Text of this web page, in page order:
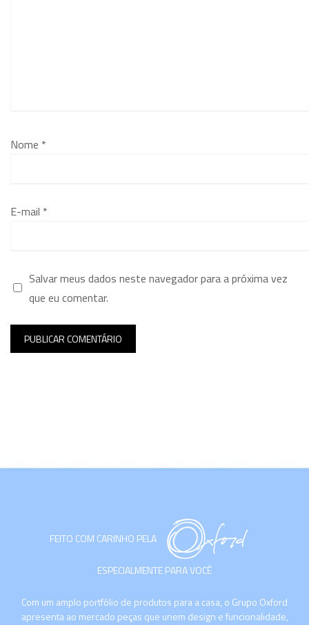
Nome *
E-mail *
Salvar meus dados neste navegador para a próxima vez
que eu comentar.
FEITO COM CARINHO PELA
ESPECIALMENTE PARA VOCÊ
Com um amplo portfólio de produtos para a casa, o Grupo Oxford
apresenta ao mercado peças que unem design e funcionalidade,